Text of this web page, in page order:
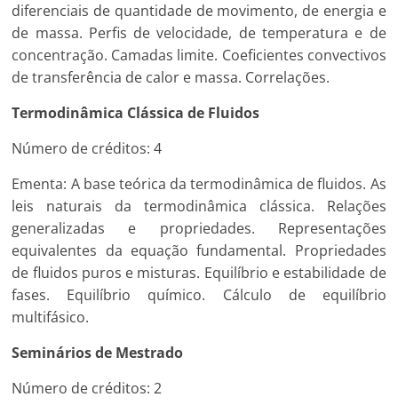
diferenciais de quantidade de movimento, de energia e
de massa. Perfis de velocidade, de temperatura e de
concentração. Camadas limite. Coeficientes convectivos
de transferência de calor e massa. Correlações.
Termodinâmica Clássica de Fluidos
Número de créditos: 4
Ementa: A base teórica da termodinâmica de fluidos. As
leis naturais da termodinâmica clássica. Relações
generalizadas e propriedades. Representações
equivalentes da equação fundamental. Propriedades
de fluidos puros e misturas. Equilíbrio e estabilidade de
fases. Equilíbrio químico. Cálculo de equilíbrio
multifásico.
Seminários de Mestrado
Número de créditos: 2